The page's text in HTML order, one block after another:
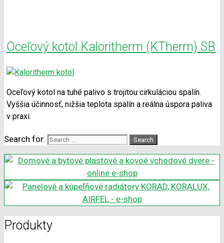
Oceľový kotol Kaloritherm (KTherm) SB
Oceľový kotol na tuhé palivo s trojitou cirkuláciou spalín.
Vyššia účinnosť, nižšia teplota spalín a reálna úspora paliva
v praxi.
Search for:
Produkty